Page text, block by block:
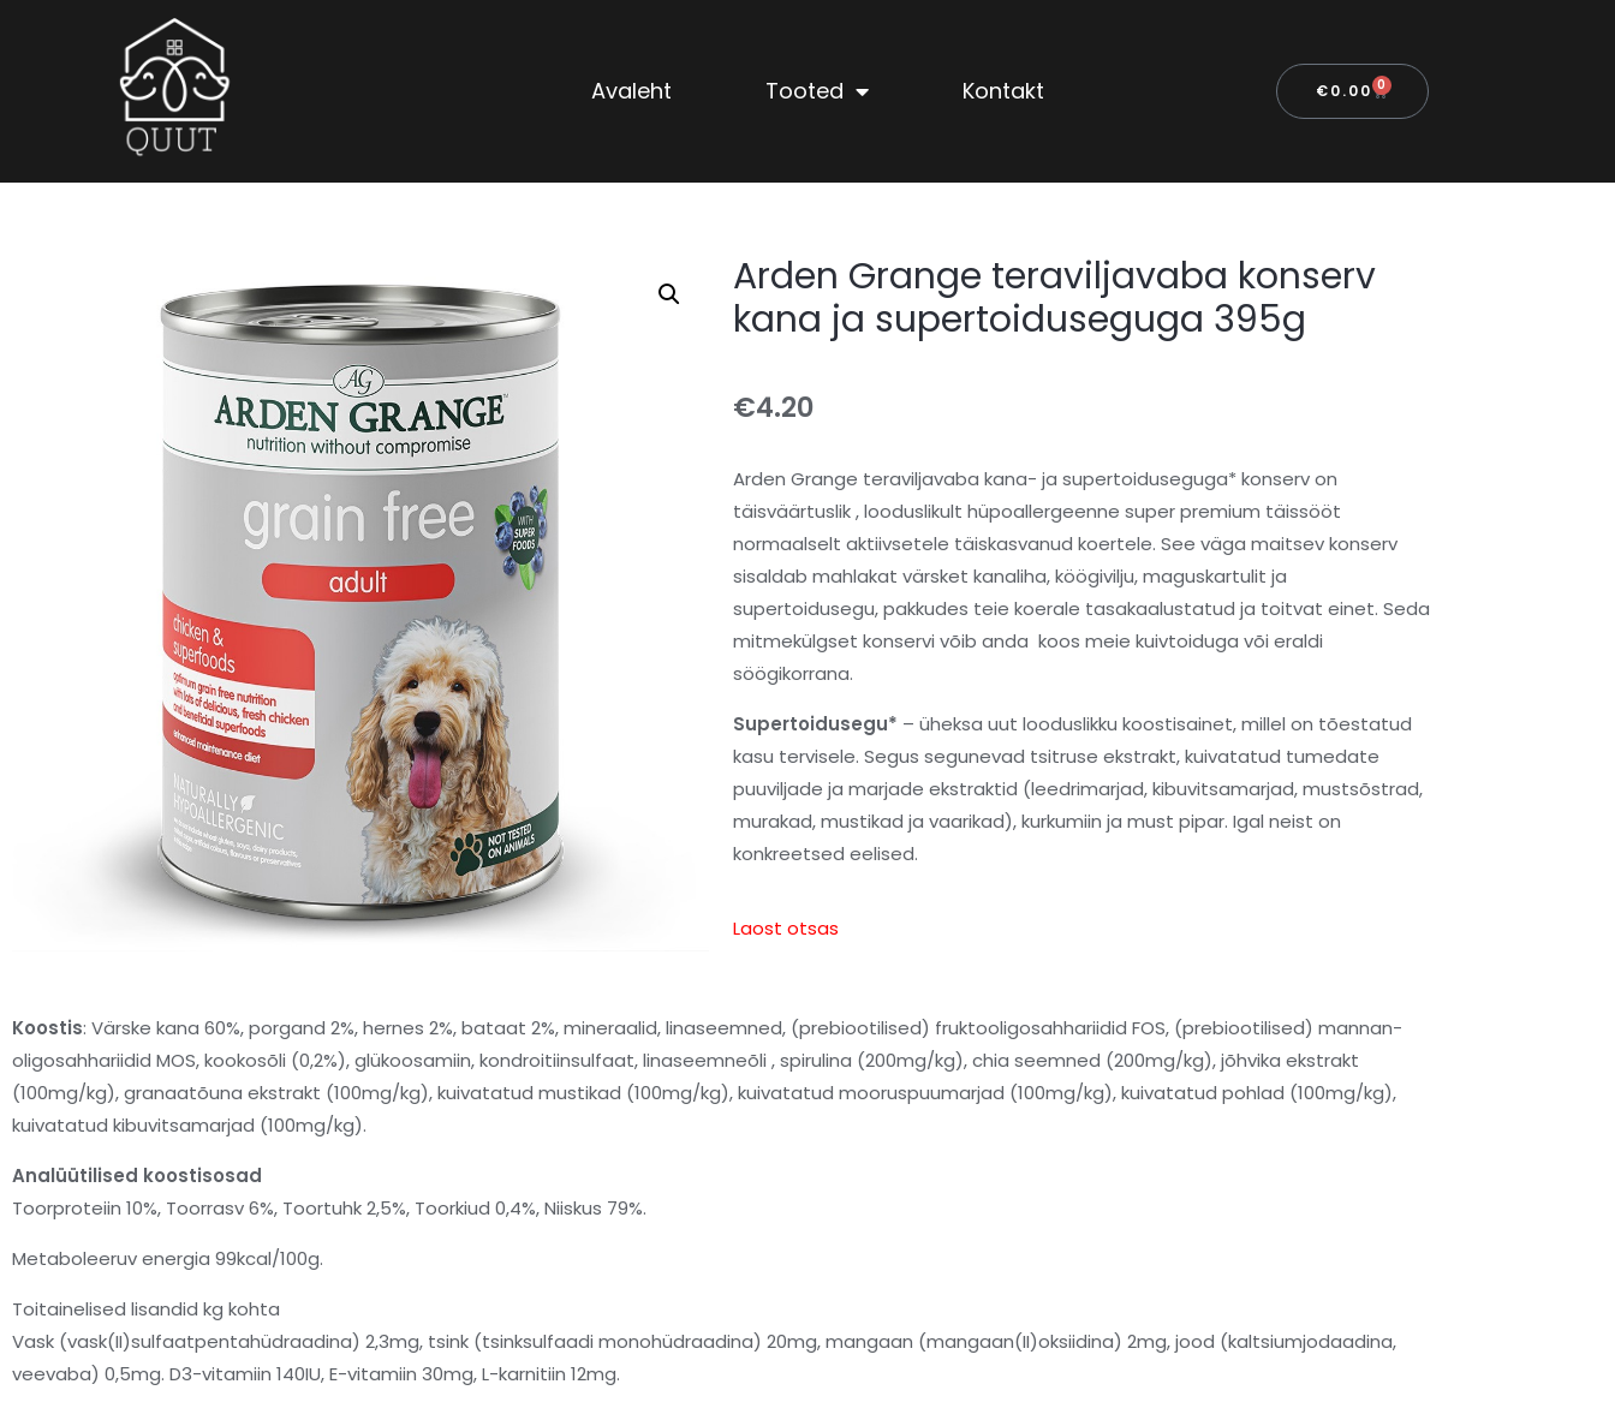
Avaleht Tooted Kontakt €0.00 0
Arden Grange teraviljavaba konserv
kana ja supertoiduseguga 395g
€4.20
Arden Grange teraviljavaba kana- ja supertoiduseguga* konserv on
täisväärtuslik , looduslikult hüpoallergeenne super premium täissööt
normaalselt aktiivsetele täiskasvanud koertele. See väga maitsev konserv
sisaldab mahlakat värsket kanaliha, köögivilju, maguskartulit ja
supertoidusegu, pakkudes teie koerale tasakaalustatud ja toitvat einet. Seda
mitmekülgset konservi võib anda koos meie kuivtoiduga või eraldi
söögikorrana.
Supertoidusegu* – üheksa uut looduslikku koostisainet, millel on tõestatud
kasu tervisele. Segus segunevad tsitruse ekstrakt, kuivatatud tumedate
puuviljade ja marjade ekstraktid (leedrimarjad, kibuvitsamarjad, mustsõstrad,
murakad, mustikad ja vaarikad), kurkumiin ja must pipar. Igal neist on
konkreetsed eelised.
Laost otsas
Koostis: Värske kana 60%, porgand 2%, hernes 2%, bataat 2%, mineraalid, linaseemned, (prebiootilised) fruktooligosahhariidid FOS, (prebiootilised) mannan-
oligosahhariidid MOS, kookosõli (0,2%), glükoosamiin, kondroitiinsulfaat, linaseemneõli , spirulina (200mg/kg), chia seemned (200mg/kg), jõhvika ekstrakt
(100mg/kg), granaatõuna ekstrakt (100mg/kg), kuivatatud mustikad (100mg/kg), kuivatatud mooruspuumarjad (100mg/kg), kuivatatud pohlad (100mg/kg),
kuivatatud kibuvitsamarjad (100mg/kg).
Analüütilised koostisosad
Toorproteiin 10%, Toorrasv 6%, Toortuhk 2,5%, Toorkiud 0,4%, Niiskus 79%.
Metaboleeruv energia 99kcal/100g.
Toitainelised lisandid kg kohta
Vask (vask(II)sulfaatpentahüdraadina) 2,3mg, tsink (tsinksulfaadi monohüdraadina) 20mg, mangaan (mangaan(II)oksiidina) 2mg, jood (kaltsiumjodaadina,
veevaba) 0,5mg. D3-vitamiin 140IU, E-vitamiin 30mg, L-karnitiin 12mg.